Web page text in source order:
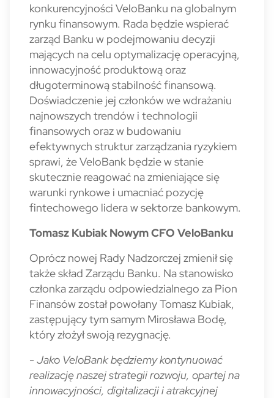
konkurencyjności VeloBanku na globalnym
rynku finansowym. Rada będzie wspierać
zarząd Banku w podejmowaniu decyzji
mających na celu optymalizację operacyjną,
innowacyjność produktową oraz
długoterminową stabilność finansową.
Doświadczenie jej członków we wdrażaniu
najnowszych trendów i technologii
finansowych oraz w budowaniu
efektywnych struktur zarządzania ryzykiem
sprawi, że VeloBank będzie w stanie
skutecznie reagować na zmieniające się
warunki rynkowe i umacniać pozycję
fintechowego lidera w sektorze bankowym.
Tomasz Kubiak Nowym CFO VeloBanku
Oprócz nowej Rady Nadzorczej zmienił się
także skład Zarządu Banku. Na stanowisko
członka zarządu odpowiedzialnego za Pion
Finansów został powołany Tomasz Kubiak,
zastępujący tym samym Mirosława Bodę,
który złożył swoją rezygnację.
- Jako VeloBank będziemy kontynuować
realizację naszej strategii rozwoju, opartej na
innowacyjności, digitalizacji i atrakcyjnej